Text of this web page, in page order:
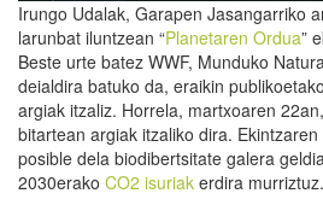
Irungo Udalak, Garapen Jasangarriko
larunbat iluntzean “Planetaren Ordua”
Beste urte batez WWF, Munduko
deialdira batuko da, eraikin
argiak itzaliz. Horrela, martxoaren
bitartean argiak itzaliko dira.
posible dela biodibertsitate galera
2030erako CO2 isuriak erdira murriztuz.